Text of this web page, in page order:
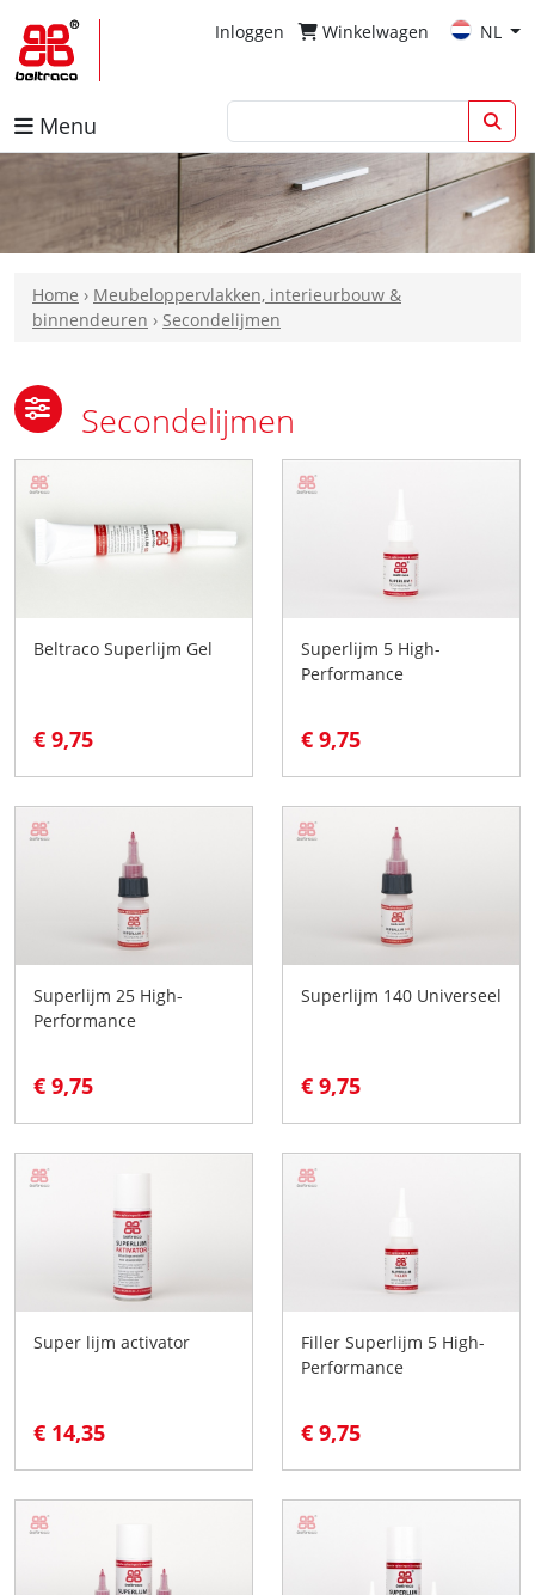
Inloggen Winkelwagen NL
Menu
Home › Meubeloppervlakken, interieurbouw &
binnendeuren › Secondelijmen
Secondelijmen
Beltraco Superlijm Gel
€ 9,75
Superlijm 5 High-
Performance
€ 9,75
Superlijm 25 High-
Performance
€ 9,75
Superlijm 140 Universeel
€ 9,75
Super lijm activator
€ 14,35
Filler Superlijm 5 High-
Performance
€ 9,75